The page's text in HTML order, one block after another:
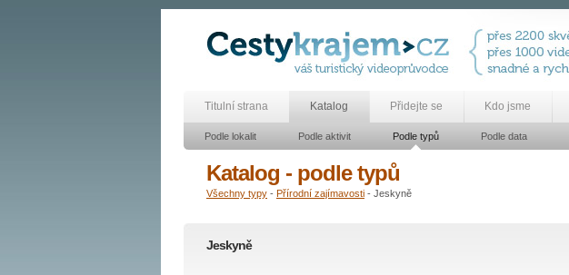
Titulní strana Katalog Přidejte se Kdo jsme
Podle lokalit Podle aktivit Podle typů Podle data
Katalog - podle typů
Všechny typy - Přírodní zajímavosti - Jeskyně
Jeskyně